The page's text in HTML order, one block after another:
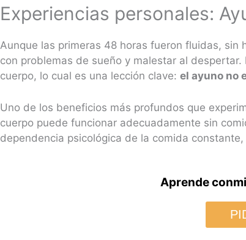
Experiencias personales:
Aunque las primeras 48 horas fueron fluidas,
con problemas de sueño y malestar al
cuerpo, lo cual es una lección clave:el ayuno no
Uno de los beneficios más profundos que
cuerpo puede funcionar adecuadamente sin
dependencia psicológica de la comida
Aprende